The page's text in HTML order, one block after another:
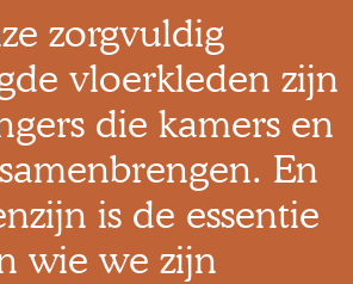
zorgvuldig
vloerkleden zijn
die kamers en
En
is de essentie
wie we zijn